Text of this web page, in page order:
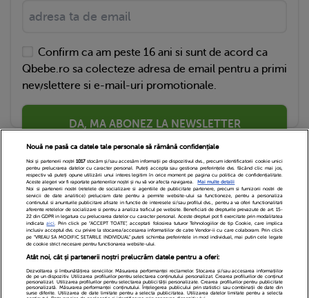
Confirm ca am peste 16 ani si sunt de acord ca
Qbebe.ro sa colecteze adresa de email pentru a primi
newslettere si e-mail-uri promotionale.
DA, MA ABONEZ LA NEWSLETTER
Echipa Editoriala Newsletter
Contact
Cariere
Cookies
Politica de confidentialitate
DivaHair Cosmetics
Despre noi
Nouă ne pasă ca datele tale personale să rămână confidențiale
Noi și partenerii noștri 1017stocăm și/sau accesăm informații pe dispozitivul dvs., precum identificatorii cookie unici
pentru prelucrarea datelor cu caracter personal. Puteți accepta sau gestiona preferințele dvs. făcând clic mai jos,
respectiv vă puteți opune utilizării unui interes legitim în orice moment pe pagina cu politica de confidențialitate.
Aceste alegeri vor fi raportate partenerilor noștri și nu vă vor afecta navigarea.
Mai multe detalii
Noi si partenerii nostri (retelele de socializare si agentiile de publicitate partenere, precum si furnizorii nostri de
servicii de date analitice) prelucram date pentru a permite website-ului sa functioneze, pentru a personaliza
continutul si anunturile publicitare afisate in functie de interesele si/sau profilul dvs., pentru a va oferi functionalitati
aferente retelelor de socializare si pentru a analiza traficul pe website. Beneficiati de drepturile prevazute de art. 15-
22 din GDPR in legatura cu prelucrarea datelor cu caracter personal. Aceste drepturi pot fi exercitate prin modalitatea
indicataaici. Prin click pe “ACCEPT TOATE”, acceptati folosirea tuturor Tehnologiilor de tip Cookie, care implica
inclusiv acceptul dvs. cu privire la stocarea/accesarea informatiilor de catre Vendor-ii cu care colaboram. Prin click
pe “VREAU SA MODIFIC SETARILE INDIVIDUAL” puteti schimba preferintele in mod individual, mai putin cele legate
de cookie strict necesare pentru functionarea website-ului.
Atât noi, cât și partenerii noștri prelucrăm datele pentru a oferi:
Dezvoltarea și îmbunătățirea serviciilor. Măsurarea performanței reclamelor. Stocarea și/sau accesarea informațiilor
de pe un dispozitiv. Utilizarea profilurilor pentru selectarea conținutului personalizat. Crearea profilurilor de conținut
personalizat. Utilizarea profilurilor pentru selectarea publicității personalizate. Crearea profilurilor pentru publicitate
personalizată. Măsurarea performanței conținutului. Înțelegerea publicului prin statistici sau combinații de date din
surse diferite. Utilizarea de date limitate pentru a selecta publicitatea. Utilizarea datelor limitate pentru a selecta